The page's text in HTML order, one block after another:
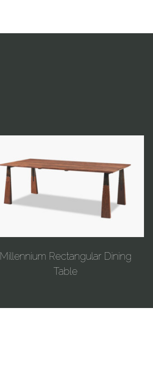
Millennium Rectangular Dining
Table